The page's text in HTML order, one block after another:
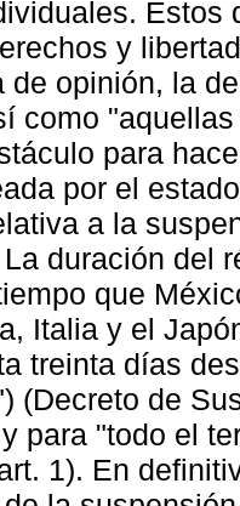
Estos
y
de opinión, la
como
para
por el
a la
duración del
que
Italia y el
treinta días
(Decreto de
para "todo el
1). En